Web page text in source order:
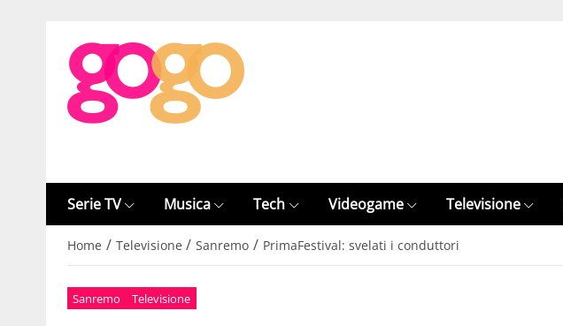
Serie TV Musica Tech Videogame Televisione
Home / Televisione / Sanremo / PrimaFestival: svelati i conduttori
Sanremo Televisione